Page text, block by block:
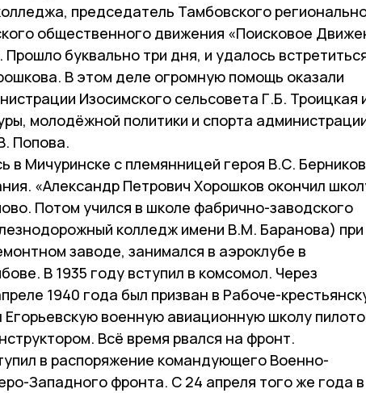
председатель Тамбовского
общественного движения «Поисковое
буквально три дня, и удалось
В этом деле огромную помощь оказали
Изосимского сельсовета Г.Б. Троицкая
молодёжной политики и спорта
Попова.
в Мичуринске с племянницей героя В.С.
«Александр Петрович Хорошков окончил
Потом учился в школе фабрично-заводского
колледж имени В.М. Баранова) при
заводе, занимался в аэроклубе в
В 1935 году вступил в комсомол. Через
1940 года был призван в Рабоче-
военную авиационную школу
Всё время рвался на фронт.
в распоряжение командующего Военно-
Западного фронта. С 24 апреля того же года в